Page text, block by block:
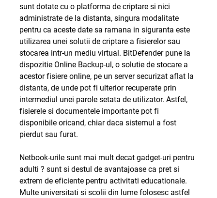
sunt dotate cu o platforma de criptare si nici
administrate de la distanta, singura modalitate
pentru ca aceste date sa ramana in siguranta este
utilizarea unei solutii de criptare a fisierelor sau
stocarea intr-un mediu virtual. BitDefender pune la
dispozitie Online Backup-ul, o solutie de stocare a
acestor fisiere online, pe un server securizat aflat la
distanta, de unde pot fi ulterior recuperate prin
intermediul unei parole setata de utilizator. Astfel,
fisierele si documentele importante pot fi
disponibile oricand, chiar daca sistemul a fost
pierdut sau furat.
Netbook-urile sunt mai mult decat gadget-uri pentru
adulti ? sunt si destul de avantajoase ca pret si
extrem de eficiente pentru activitati educationale.
Multe universitati si scolii din lume folosesc astfel